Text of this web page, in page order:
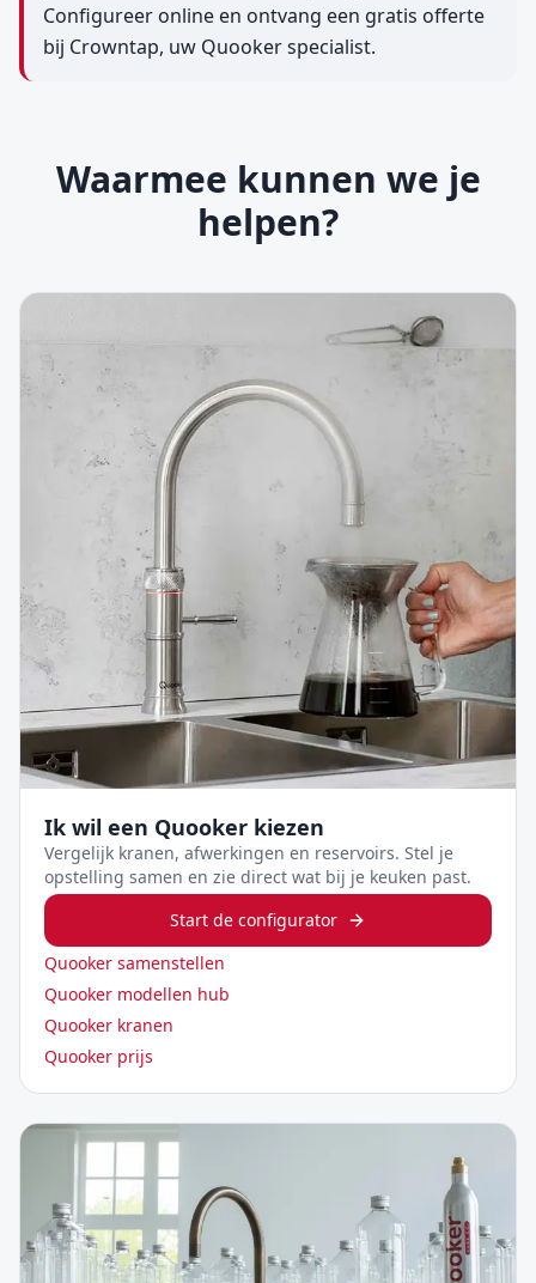
Configureer online en ontvang een gratis offerte
bij Crowntap, uw Quooker specialist.
Waarmee kunnen we je
helpen?
Ik wil een Quooker kiezen
Vergelijk kranen, afwerkingen en reservoirs. Stel je
opstelling samen en zie direct wat bij je keuken past.
Start de configurator
Quooker samenstellen
Quooker modellen hub
Quooker kranen
Quooker prijs